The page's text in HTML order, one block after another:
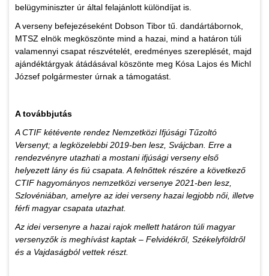
belügyminiszter úr által felajánlott különdíjat is.
A verseny befejezéseként Dobson Tibor tű. dandártábornok,
MTSZ elnök megköszönte mind a hazai, mind a határon túli
valamennyi csapat részvételét, eredményes szereplését, majd
ajándéktárgyak átádásával köszönte meg Kósa Lajos és Michl
József polgármester úrnak a támogatást.
A továbbjutás
A CTIF kétévente rendez Nemzetközi Ifjúsági Tűzoltó
Versenyt; a legközelebbi 2019-ben lesz, Svájcban. Erre a
rendezvényre utazhati a mostani ifjúsági verseny első
helyezett lány és fiú csapata. A felnőttek részére a következő
CTIF hagyományos nemzetközi versenye 2021-ben lesz,
Szlovéniában, amelyre az idei verseny hazai legjobb női, illetve
férfi magyar csapata utazhat.
Az idei versenyre a hazai rajok mellett határon túli magyar
versenyzők is meghívást kaptak – Felvidékről, Székelyföldről
és a Vajdaságból vettek részt.